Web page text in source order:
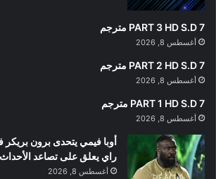
PART 3 HD S.D 7 مترجم
أغسطس 8, 2026
PART 2 HD S.D 7 مترجم
أغسطس 8, 2026
PART 1 HD S.D 7 مترجم
أغسطس 8, 2026
أوبا فيمي يتحدى برون
راي يعلق على تصاعد
أغسطس 8, 2026